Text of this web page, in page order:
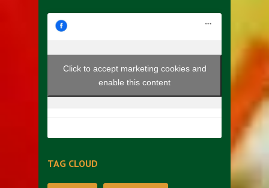
Click to accept marketing cookies and
enable this content
TAG CLOUD